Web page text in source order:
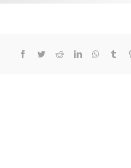
Facebook
TwitterRedditLinkedIn